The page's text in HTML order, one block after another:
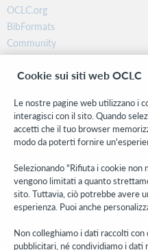
OCLC.org
BibFormats
Community
Ricerca
WebJunction
Stay in the know.
Ricevi gli ultimi aggiornamenti
altro direttamente nella tua
Subscribe now
Cookie sui siti web OCLC
Le nostre pagine web utilizzano i
interagisci con il sito. Quando
accetti che il tuo browser
modo da poterti fornire
Selezionando "Rifiuta i cookie
vengono limitati a quanto
sito. Tuttavia, ciò potrebbe avere
esperienza. Puoi anche
Non colleghiamo i dati raccolti
pubblicitari, né condividiamo i